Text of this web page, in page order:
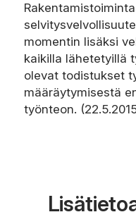
momentin lisäksi
kaikilla lähetetyillä
olevat todistukset
määräytymisestä
työnteon.